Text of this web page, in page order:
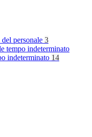
personale 3
tempo indeterminato
indeterminato 14